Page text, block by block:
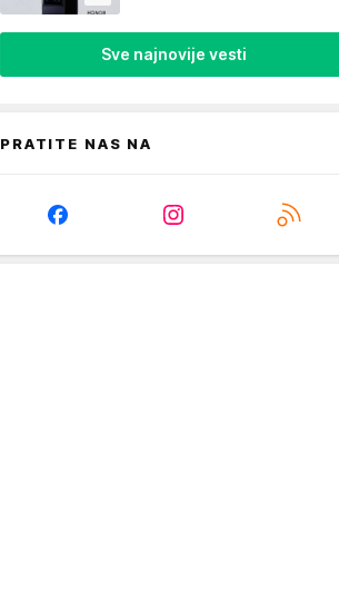
Sve najnovije vesti
PRATITE NAS NA